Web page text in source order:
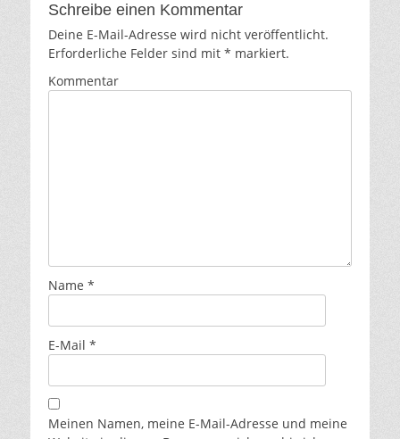
Schreibe einen Kommentar
Deine E-Mail-Adresse wird nicht veröffentlicht.
Erforderliche Felder sind mit * markiert.
Kommentar
Name *
E-Mail *
Meinen Namen, meine E-Mail-Adresse und meine